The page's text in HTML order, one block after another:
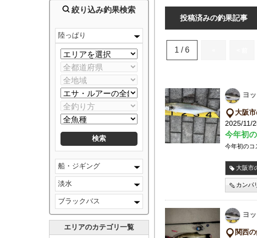
絞り込み釣果検索
陸っぱり
船・ジギング
淡水
ブラックバス
エリアのカテゴリ一覧
投稿済みの釣果記事
1 / 6
ヨッ
大阪
2025/11/
今年初
今年初のコ
大阪市
カンパ
ヨッ
関西